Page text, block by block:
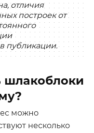
отличия
построек от
публикации.
шлакоблоки
можно
несколько